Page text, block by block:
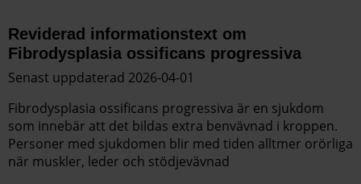
Reviderad informationstext om
Fibrodysplasia ossificans progressiva
Senast uppdaterad 2026-04-01
Fibrodysplasia ossificans progressiva är en sjukdom
som innebär att det bildas extra benvävnad i kroppen.
Personer med sjukdomen blir med tiden alltmer orörliga
när muskler, leder och stödjevävnad